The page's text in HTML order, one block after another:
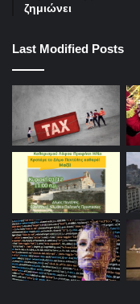
ζημιώνει
Last Modified Posts